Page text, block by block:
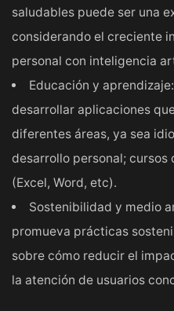
saludables puede ser una
considerando el creciente
personal con inteligencia
Educación y
desarrollar aplicaciones
diferentes áreas, ya sea
desarrollo personal;
(Excel, Word, etc).
Sostenibilidad y medio
promueva prácticas
sobre cómo reducir el
la atención de usuarios